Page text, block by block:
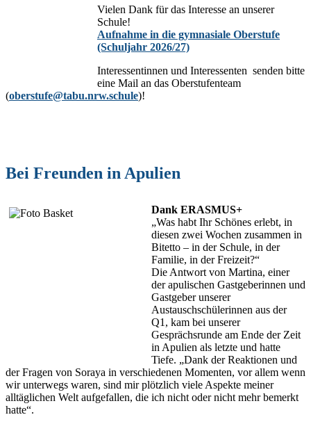
Vielen Dank für das Interesse an unserer
Schule!
Aufnahme in die gymnasiale Oberstufe
(Schuljahr 2026/27)
Interessentinnen und Interessenten senden bitte
eine Mail an das Oberstufenteam
(oberstufe@tabu.nrw.schule)!
Bei Freunden in Apulien
Dank ERASMUS+
„Was habt Ihr Schönes erlebt, in
diesen zwei Wochen zusammen in
Bitetto – in der Schule, in der
Familie, in der Freizeit?“
Die Antwort von Martina, einer
der apulischen Gastgeberinnen und
Gastgeber unserer
Austauschschülerinnen aus der
Q1, kam bei unserer
Gesprächsrunde am Ende der Zeit
in Apulien als letzte und hatte
Tiefe. „Dank der Reaktionen und
der Fragen von Soraya in verschiedenen Momenten, vor allem wenn
wir unterwegs waren, sind mir plötzlich viele Aspekte meiner
alltäglichen Welt aufgefallen, die ich nicht oder nicht mehr bemerkt
hatte“.